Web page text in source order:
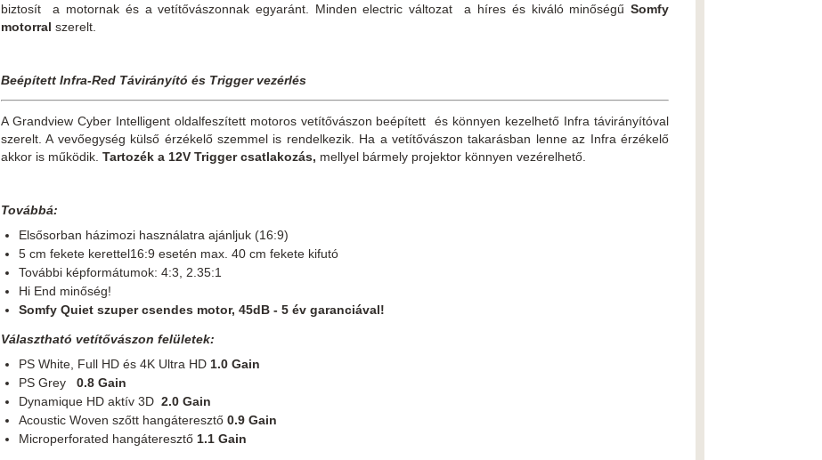
biztosít a motornak és a vetítővászonnak egyaránt. Minden electric változat a híres és kiváló minőségű Somfy
motorral szerelt.
Beépített Infra-Red Távirányító és Trigger vezérlés
A Grandview Cyber Intelligent oldalfeszített motoros vetítővászon beépített és könnyen kezelhető Infra távirányítóval
szerelt. A vevőegység külső érzékelő szemmel is rendelkezik. Ha a vetítővászon takarásban lenne az Infra érzékelő
akkor is működik. Tartozék a 12V Trigger csatlakozás, mellyel bármely projektor könnyen vezérelhető.
Továbbá:
Elsősorban házimozi használatra ajánljuk (16:9)
5 cm fekete kerettel16:9 esetén max. 40 cm fekete kifutó
További képformátumok: 4:3, 2.35:1
Hi End minőség!
Somfy Quiet szuper csendes motor, 45dB - 5 év garanciával!
Választható vetítővászon felületek:
PS White, Full HD és 4K Ultra HD 1.0 Gain
PS Grey 0.8 Gain
Dynamique HD aktív 3D 2.0 Gain
Acoustic Woven szőtt hangáteresztő 0.9 Gain
Microperforated hangáteresztő 1.1 Gain